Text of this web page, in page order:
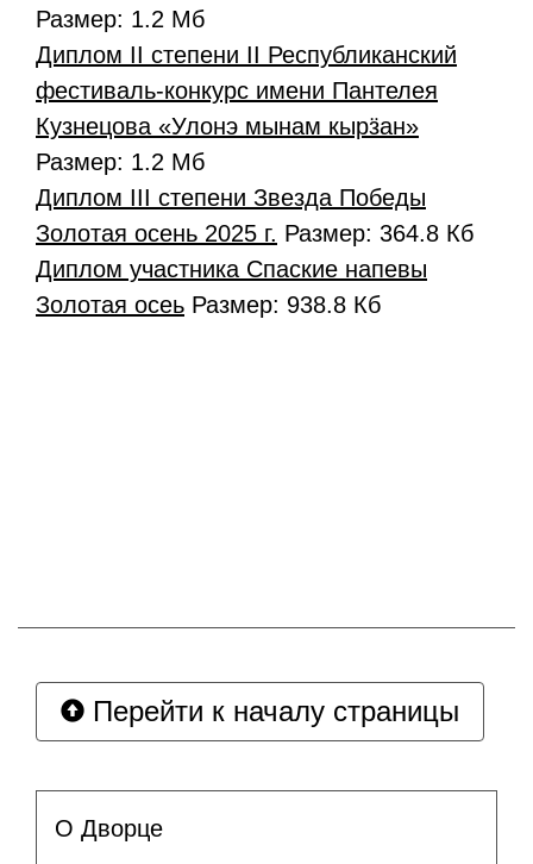
Размер: 1.2 Мб
Диплом II степени II Республиканский
фестиваль-конкурс имени Пантелея
Кузнецова «Улонэ мынам кырӟан»
Размер: 1.2 Мб
Диплом III степени Звезда Победы
Золотая осень 2025 г. Размер: 364.8 Кб
Диплом участника Спаские напевы
Золотая осеь Размер: 938.8 Кб
Перейти к началу страницы
О Дворце